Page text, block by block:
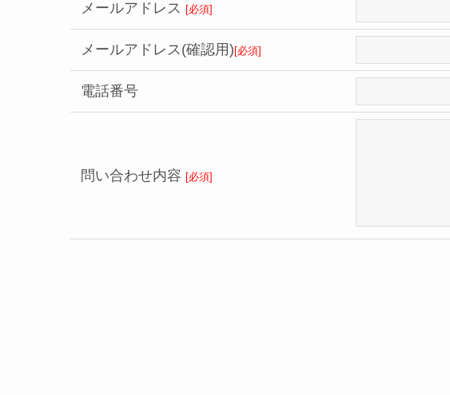
メールアドレス [必須]
メールアドレス (確認用)[必須]
電話番号
問い合わせ内容 [必須]